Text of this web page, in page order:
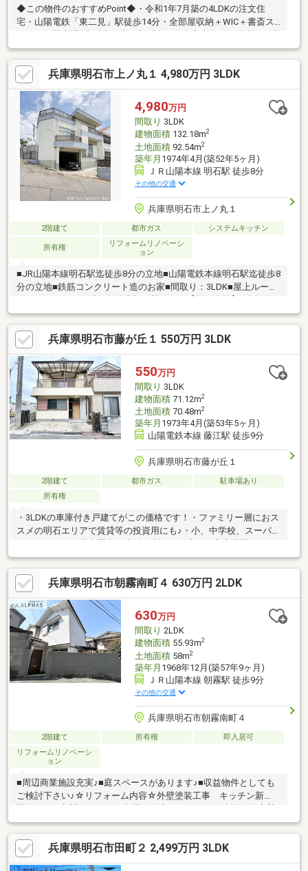
◆この物件のおすすめPoint◆・令和1年7月築の4LDKの注文住
宅・山陽電鉄「東二見」駅徒歩14分・全部屋収納＋WIC＋書斎ス
好◆教育環境◆・二見西小学校・・・徒歩約19分・二見中学
校・・・徒歩約21分◆周辺環境◆・マルアイ東二見店・・・徒歩
約7分・ファミリーマート明石東二見店・・・徒歩約6分◆担当ス
タッフから◆5STAR HOMEでは物件を内見だけでなく街並みや近
隣の雰囲気など一緒に体感していただけます。ご検討地域の環境
状況に自信のないお客様からご好評いただいている当社のサービ
スの一つです。
兵庫県明石市上ノ丸１ 4,980万円 3LDK
4,980万円
間取り 3LDK
建物面積132.18m2
土地面積92.54m2
築年月 1974年4月(築52年5ヶ月)
ＪＲ山陽本線 明石駅 徒歩8分
その他の交通
兵庫県明石市上ノ丸１
2階建て 都市ガス システムキッチン
所有権
リフォームリノベーシ
ョン
■JR山陽本線明石駅迄徒歩8分の立地■山陽電鉄本線明石駅迄徒歩8
分の立地■鉄筋コンクリート造のお家■間取り：3LDK■屋上ルーフ
路公道幅員約6.7m～7m■室内リフォーム歴有 H30年11月 シス
テムキッチン交換、洗面所交換、ユニットバス交換、トイレ2か所
交換、天井壁クロス貼替え、階段カーペット仕上げ、建具交換、
玄関扉交換（電子キー対応）、TVモニターホン交換、宅配ボック
ス設置等■カースペース有 高さ約2m・幅約3m・奥行約4.5ｍ
兵庫県明石市藤が丘１ 550万円 3LDK
550万円
間取り 3LDK
建物面積71.12m2
土地面積70.48m2
築年月 1973年4月(築53年5ヶ月)
山陽電鉄本線 藤江駅 徒歩9分
兵庫県明石市藤が丘１
2階建て 都市ガス
駐車場あり
所有権
・3LDKの車庫付き戸建てがこの価格です！・ファミリー層におス
スメの明石エリアで賃貸等の投資用にも♪・小、中学校、スーパ
めます！・水回り綺麗に使用され、清潔感も保たれております！
兵庫県明石市朝霧南町４ 630万円 2LDK
630万円
間取り 2LDK
建物面積55.93m2
土地面積58m2
築年月 1968年12月(築57年9ヶ月)
ＪＲ山陽本線 朝霧駅 徒歩9分
その他の交通
兵庫県明石市朝霧南町４
2階建て 所有権
即入居可
リフォームリノベーシ
ョン
■周辺商業施設充実♪■庭スペースがあります♪■収益物件としても
ご検討下さい♪☆リフォーム内容☆外壁塗装工事 キッチン新
塗装 建具一部新調給湯器交換 インターホン交換 洗い工事一
式等▼商業施設・ヤマダストアー朝霧店 徒歩約9分・セブンイレ
ブン明石朝霧店 徒歩約8分・キリン堂朝霧南店 徒歩約7分・明
石朝霧郵便局 徒歩約6分▼学校・朝霧小学校 ・朝霧中学校
兵庫県明石市田町２ 2,499万円 3LDK